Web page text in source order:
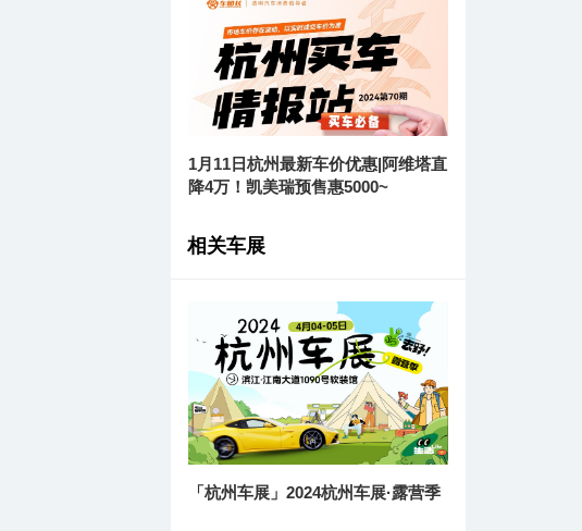
1月11日杭州最新车价优惠|阿维塔直
降4万！凯美瑞预售惠5000~
相关车展
「杭州车展」2024杭州车展·露营季